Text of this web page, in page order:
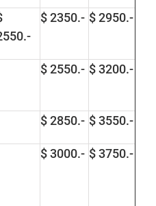
$ 2350.- $ 2950.-
$ 2550.- $ 3200.-
$ 2850.- $ 3550.-
$ 3000.- $ 3750.-